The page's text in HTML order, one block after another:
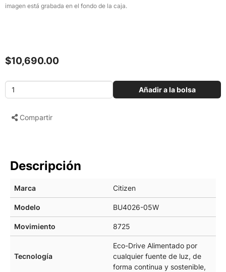
imagen está grabada en el fondo de la caja.
$10,690.00
Añadir a la bolsa
Compartir
Descripción
Marca Citizen
Modelo BU4026-05W
Movimiento 8725
Tecnología
Eco-Drive Alimentado por
cualquier fuente de luz, de
forma continua y sostenible,